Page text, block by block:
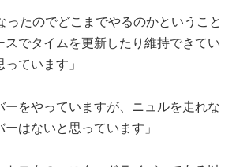
ったのでどこまでやるのかということ
スでタイムを更新したり維持できてい
ています」
ーをやっていますが、ニュルを走れな
はないと思っています」